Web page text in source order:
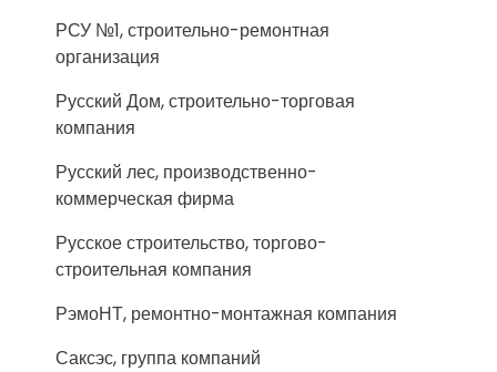
РСУ №1, строительно-ремонтная
организация
Русский Дом, строительно-торговая
компания
Русский лес, производственно-
коммерческая фирма
Русское строительство, торгово-
строительная компания
РэмоНТ, ремонтно-монтажная компания
Саксэс, группа компаний